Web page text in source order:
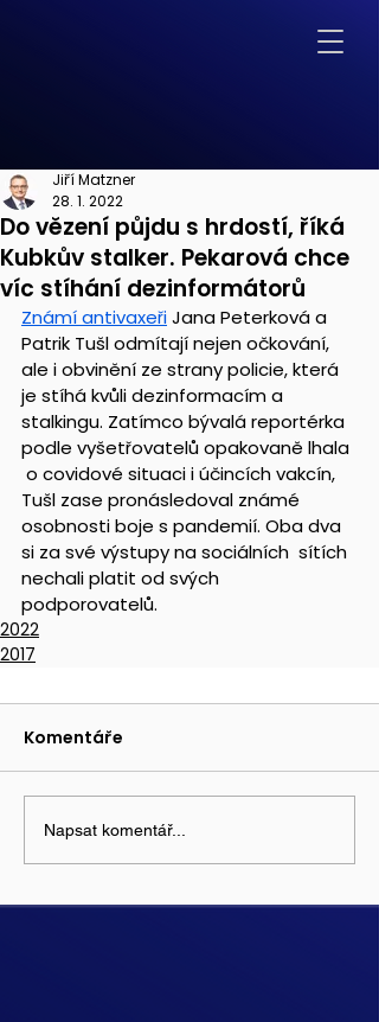
Do vězení půjdu s hrdostí, říká
Kubkův stalker. Pekarová chce
víc stíhání dezinformátorů
Jiří Matzner
28. 1. 2022
Známí antivaxeři Jana Peterková a
Patrik Tušl odmítají nejen očkování,
ale i obvinění ze strany policie, která
je stíhá kvůli dezinformacím a
stalkingu. Zatímco bývalá reportérka
podle vyšetřovatelů opakovaně lhala
o covidové situaci i účincích vakcín,
Tušl zase pronásledoval známé
osobnosti boje s pandemií. Oba dva
si za své výstupy na sociálních  sítích
nechali platit od svých
podporovatelů.
2022
2017
Komentáře
Napsat komentář...